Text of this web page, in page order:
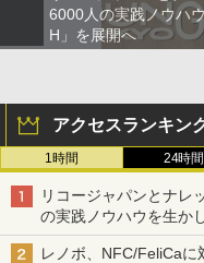
6000人の実践ノウハ
H」を展開へ
アクセスランキン
1時間 24時間
リコージャパンとナレ
の実践ノウハウを生か
レノボ、NFC/FeliCaに